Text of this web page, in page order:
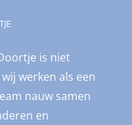
is niet
werken als een
nauw samen
en